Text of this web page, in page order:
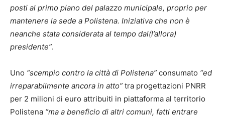
posti al primo piano del palazzo municipale, proprio per
mantenere la sede a Polistena. Iniziativa che non è
neanche stata considerata al tempo dal(l’allora)
presidente”.
Uno “scempio contro la città di Polistena” consumato “ed
irreparabilmente ancora in atto” tra progettazioni PNRR
per 2 milioni di euro attribuiti in piattaforma al territorio
Polistena “ma a beneficio di altri comuni, fatti entrare